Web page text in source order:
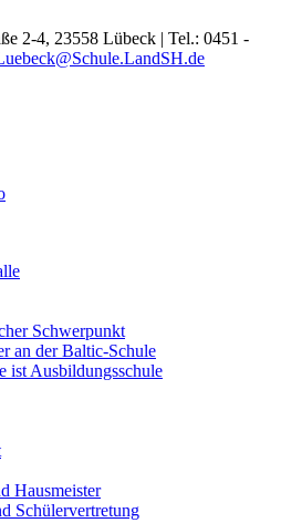
2-4, 23558 Lübeck | Tel.: 0451 -
Schwerpunkt
an der Baltic-Schule
ist Ausbildungsschule
Hausmeister
Schülervertretung